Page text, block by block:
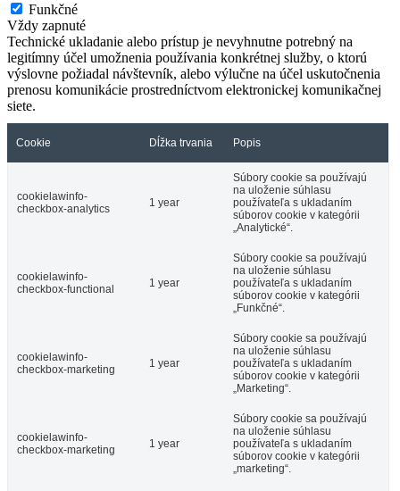
Funkčné
Vždy zapnuté
Technické ukladanie alebo prístup je nevyhnutne potrebný na
legitímny účel umožnenia používania konkrétnej služby, o ktorú
výslovne požiadal návštevník, alebo výlučne na účel uskutočnenia
prenosu komunikácie prostredníctvom elektronickej komunikačnej
siete.
Cookie Dĺžka trvania Popis
cookielawinfo-
checkbox-analytics
1 year
Súbory cookie sa používajú
na uloženie súhlasu
používateľa s ukladaním
súborov cookie v kategórii
„Analytické“.
cookielawinfo-
checkbox-functional
1 year
Súbory cookie sa používajú
na uloženie súhlasu
používateľa s ukladaním
súborov cookie v kategórii
„Funkčné“.
cookielawinfo-
checkbox-marketing
1 year
Súbory cookie sa používajú
na uloženie súhlasu
používateľa s ukladaním
súborov cookie v kategórii
„Marketing“.
cookielawinfo-
checkbox-marketing
1 year
Súbory cookie sa používajú
na uloženie súhlasu
používateľa s ukladaním
súborov cookie v kategórii
„marketing“.